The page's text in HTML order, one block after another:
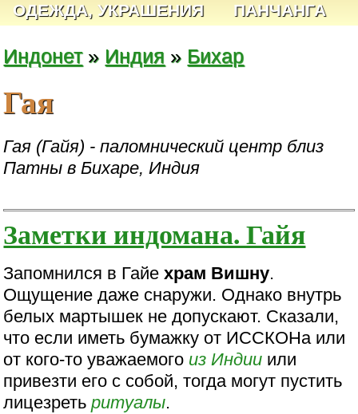
ОДЕЖДА, УКРАШЕНИЯ
ПАНЧАНГА
Индонет» Индия » Бихар
Гая
Гая (Гайя) - паломнический центр близ
Патны в Бихаре, Индия
Заметки индомана. Гайя
Запомнился в Гайехрам Вишну.
Ощущение даже снаружи. Однако внутрь
белых мартышек не допускают. Сказали,
что если иметь бумажку от ИССКОНа или
от кого-то уважаемого из Индии или
привезти его с собой, тогда могут пустить
лицезретьритуалы.